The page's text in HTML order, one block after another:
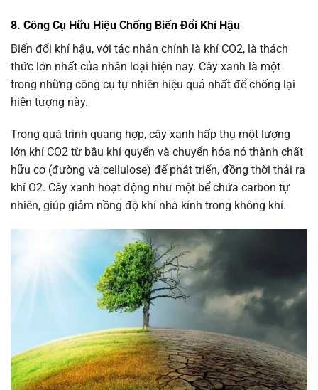
8. Công Cụ Hữu Hiệu Chống Biến Đổi Khí Hậu
Biến đổi khí hậu, với tác nhân chính là khí CO2, là thách
thức lớn nhất của nhân loại hiện nay. Cây xanh là một
trong những công cụ tự nhiên hiệu quả nhất để chống lại
hiện tượng này.
Trong quá trình quang hợp, cây xanh hấp thụ một lượng
lớn khí CO2 từ bầu khí quyển và chuyển hóa nó thành chất
hữu cơ (đường và cellulose) để phát triển, đồng thời thải ra
khí O2. Cây xanh hoạt động như một bể chứa carbon tự
nhiên, giúp giảm nồng độ khí nhà kính trong không khí.